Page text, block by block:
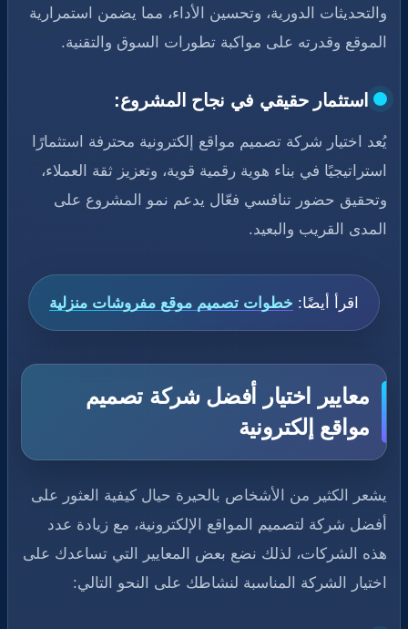
والتحديثات الدورية، وتحسين الأداء، مما يضمن استمرارية
الموقع وقدرته على مواكبة تطورات السوق والتقنية.
استثمار حقيقي في نجاح المشروع:
يُعد اختيار شركة تصميم مواقع إلكترونية محترفة استثمارًا
استراتيجيًا في بناء هوية رقمية قوية، وتعزيز ثقة العملاء،
وتحقيق حضور تنافسي فعّال يدعم نمو المشروع على
المدى القريب والبعيد.
اقرأ أيضًا: خطوات تصميم موقع مفروشات منزلية
معايير اختيار أفضل شركة تصميم
مواقع إلكترونية
يشعر الكثير من الأشخاص بالحيرة حيال كيفية العثور على
أفضل شركة لتصميم المواقع الإلكترونية، مع زيادة عدد
هذه الشركات، لذلك نضع بعض المعايير التي تساعدك على
اختيار الشركة المناسبة لنشاطك على النحو التالي: